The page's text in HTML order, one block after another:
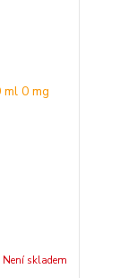
Není skladem